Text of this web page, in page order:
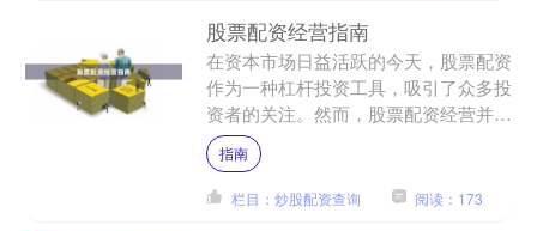
股票配资经营指南
在资本市场日益活跃的今天，股票配资
作为一种杠杆投资工具，吸引了众多投
资者的关注。然而，股票配资经营并非
简单的资金借贷，而是涉及金融合规、
风险管理和客户服务的复杂....
指南
栏目：炒股配资查询 阅读：173